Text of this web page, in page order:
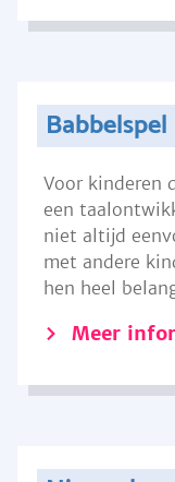
Babbelspel
Voor kinderen
een
niet altijd
met andere
hen heel
Meer